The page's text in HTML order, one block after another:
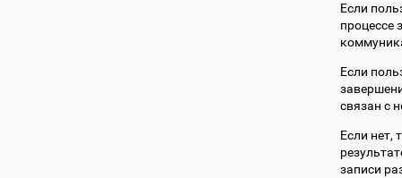
Если
процессе
Если
связан с
Если нет,
записи